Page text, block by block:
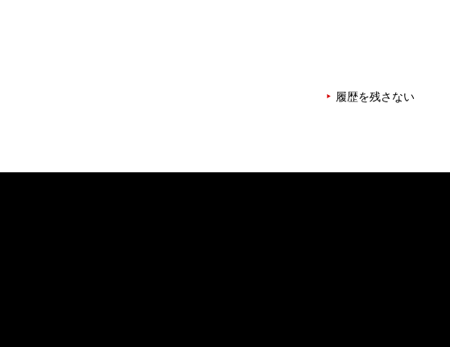
履歴を残さない